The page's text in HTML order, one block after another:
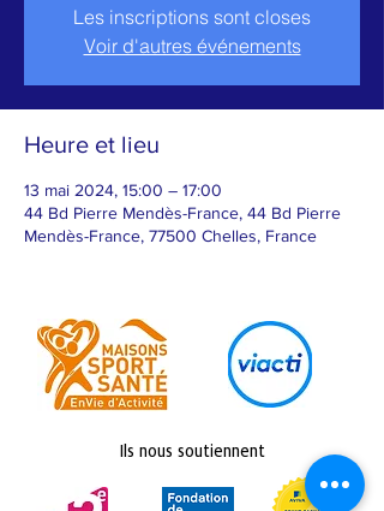
Les inscriptions sont closes
Voir d'autres événements
Heure et lieu
13 mai 2024, 15:00 – 17:00
44 Bd Pierre Mendès-France, 44 Bd Pierre
Mendès-France, 77500 Chelles, France
Ils nous soutiennent